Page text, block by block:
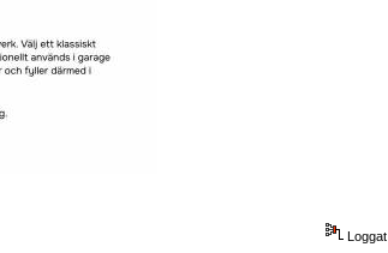
Loggat